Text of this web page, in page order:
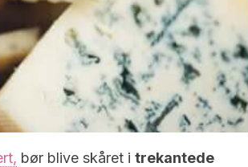
bør blive skåret i trekantede